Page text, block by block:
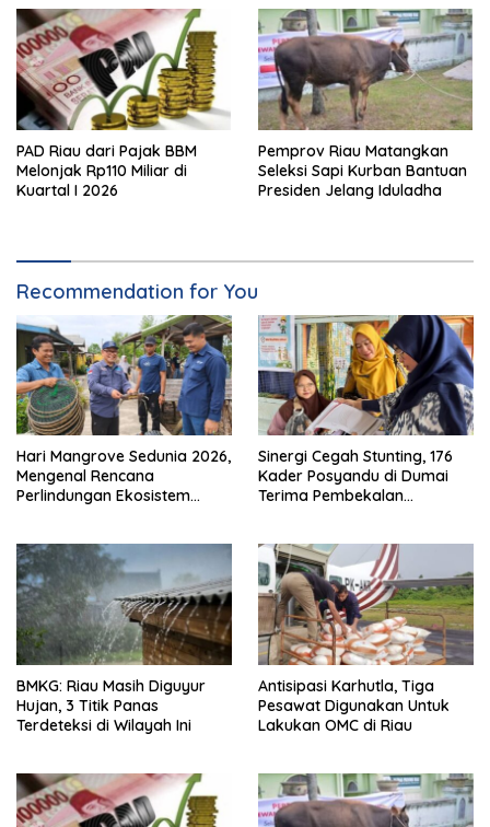
PAD Riau dari Pajak BBM
Melonjak Rp110 Miliar di
Kuartal I 2026
Pemprov Riau Matangkan
Seleksi Sapi Kurban Bantuan
Presiden Jelang Iduladha
Recommendation for You
Hari Mangrove Sedunia 2026,
Mengenal Rencana
Perlindungan Ekosistem
Sinergi Cegah Stunting, 176
Kader Posyandu di Dumai
Terima Pembekalan
BMKG: Riau Masih Diguyur
Hujan, 3 Titik Panas
Terdeteksi di Wilayah Ini
Antisipasi Karhutla, Tiga
Pesawat Digunakan Untuk
Lakukan OMC di Riau